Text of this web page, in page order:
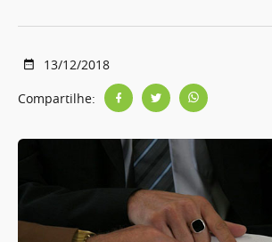
13/12/2018
Compartilhe: